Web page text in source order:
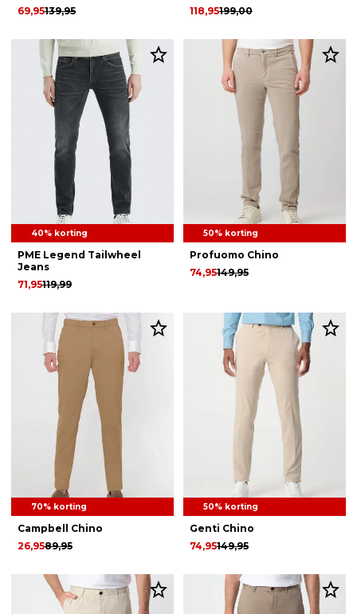
139,95
69,95
199,00
118,95
40% korting
PME Legend Tailwheel
Jeans
119,99
71,95
50% korting
Profuomo Chino
149,95
74,95
70% korting
Campbell Chino
89,95
26,95
50% korting
Genti Chino
149,95
74,95